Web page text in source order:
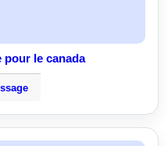
pour le canada